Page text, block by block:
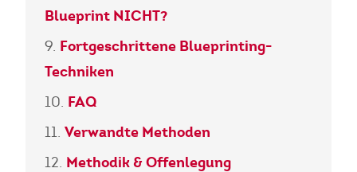
Blueprint NICHT?
Fortgeschrittene Blueprinting-
Techniken
FAQ
Verwandte Methoden
Methodik & Offenlegung